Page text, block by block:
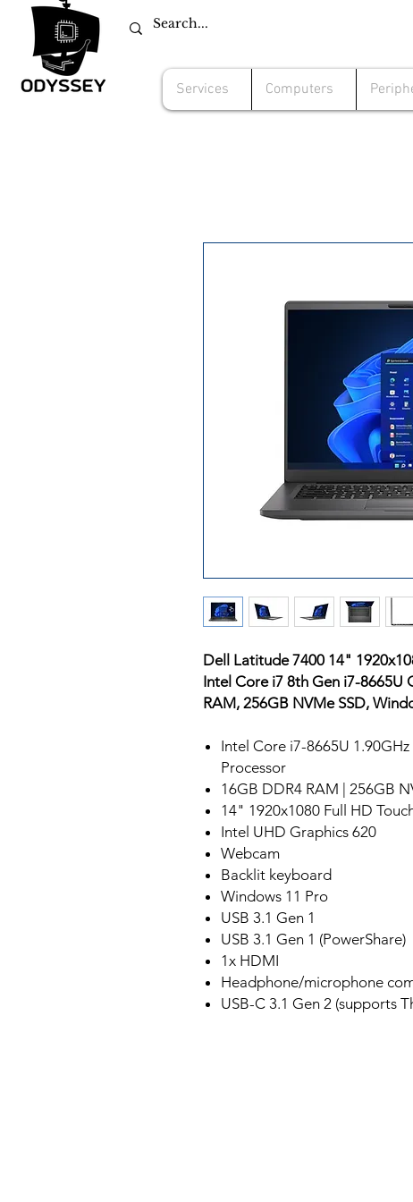
Services Computers
Dell Latitude 7400 14"
Intel Core i7 8th Gen i7-8665U
RAM, 256GB NVMe SSD,
Intel Core i7-8665U
Processor
16GB DDR4 RAM | 256GB
14" 1920x1080 Full HD
Intel UHD Graphics 620
Webcam
Backlit keyboard
Windows 11 Pro
USB 3.1 Gen 1
USB 3.1 Gen 1 (PowerShare)
1x HDMI
Headphone/microphone
USB-C 3.1 Gen 2 (supports